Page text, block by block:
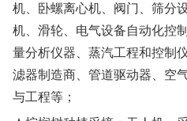
机、卧螺离心机、阀门、筛分
机、滑轮、电气设备自动化控
量分析仪器、蒸汽工程和控制
滤器制造商、管道驱动器、空
与工程等；